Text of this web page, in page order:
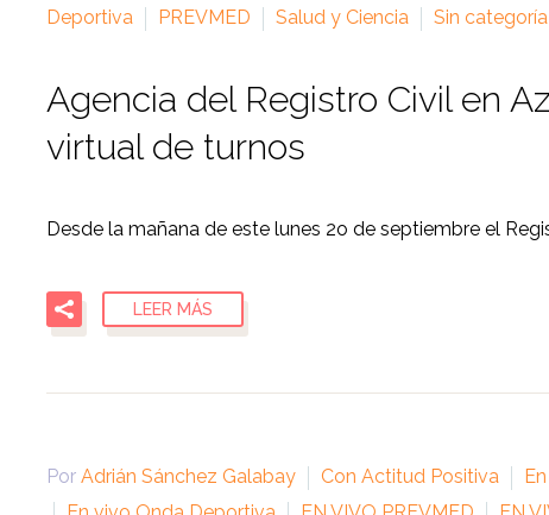
Deportiva
PREVMED Salud y Ciencia Sin categoría
Agencia del Registro Civil en
virtual de turnos
Desde la mañana de este lunes 2o de septiembre el
LEER MÁS
Por Adrián Sánchez Galabay Con Actitud Positiva